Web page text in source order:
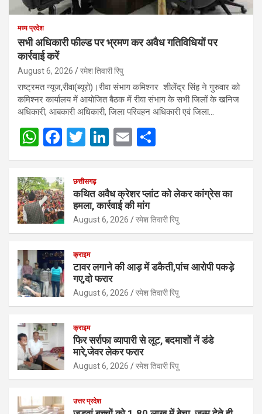
मध्य प्रदेश
सभी अधिकारी फील्ड पर भ्रमण कर अवैध गतिविधियों पर
कार्रवाई करें
August 6, 2026 रमेश तिवारी रिपु
राष्ट्रमत न्यूज,रीवा(ब्यूरो)।रीवा संभाग कमिश्नर शीलेंद्र सिंह ने गुरुवार को
कमिश्नर कार्यालय में आयोजित बैठक में रीवा संभाग के सभी जिलों के खनिज
अधिकारी, आबकारी अधिकारी, जिला परिवहन अधिकारी एवं जिला…
W
h
at
s
A
p
p
F
a
ce
b
o
o
k
T
wi
tt
er
Li
n
dI
n
E
m h
e
छत्तीसगढ़
कथित अवैध क्रेशर प्लांट को लेकर कांग्रेस का
हमला, कार्रवाई की मांग
August 6, 2026 रमेश तिवारी रिपु
क्राइम
टावर लगाने की आड़ में डकैती,पांच आरोपी पकड़े
गए,दो फरार
August 6, 2026 रमेश तिवारी रिपु
क्राइम
फिर सर्राफा व्यापारी से लूट, बदमाशों नें डंडे
मारे,जेवर लेकर फरार
August 6, 2026 रमेश तिवारी रिपु
उत्तर प्रदेश